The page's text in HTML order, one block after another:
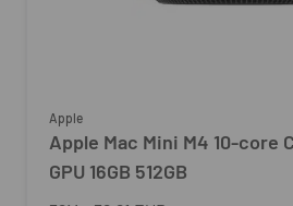
Apple
Apple Mac Mini M4 10‑core
GPU 16GB 512GB